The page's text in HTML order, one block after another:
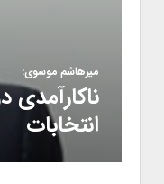
میرهاشم موسوی:
انتخابات